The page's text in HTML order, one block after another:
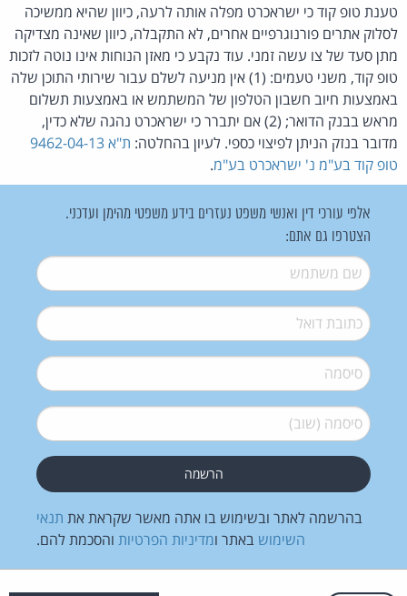
טענת טופ קוד כי ישראכרט מפלה אותה לרעה, כיוון שהיא ממשיכה
לסלוק אתרים פורנוגרפיים אחרים, לא התקבלה, כיוון שאינה מצדיקה
מתן סעד של צו עשה זמני. עוד נקבע כי מאזן הנוחות אינו נוטה לזכות
טופ קוד, משני טעמים: (1) אין מניעה לשלם עבור שירותי התוכן שלה
באמצעות חיוב חשבון הטלפון של המשתמש או באמצעות תשלום
מראש בבנק הדואר; (2) אם יתברר כי ישראכרט נהגה שלא כדין,
מדובר בנזק הניתן לפיצוי כספי. לעיון בהחלטה:
ת"א 9462-04-13
טופ קוד בע"מ נ' ישראכרט בע"מ.
אלפי עורכי דין ואנשי משפט נעזרים בידע משפטי מהימן ועדכני.
הצטרפו גם אתם:
שם משתמש*
דואל*
סיסמה*
סיסמה (שוב)*
בהרשמה לאתר ובשימוש בו אתה מאשר שקראת את תנאי
השימוש באתר ומדיניות הפרטיות והסכמת להם.